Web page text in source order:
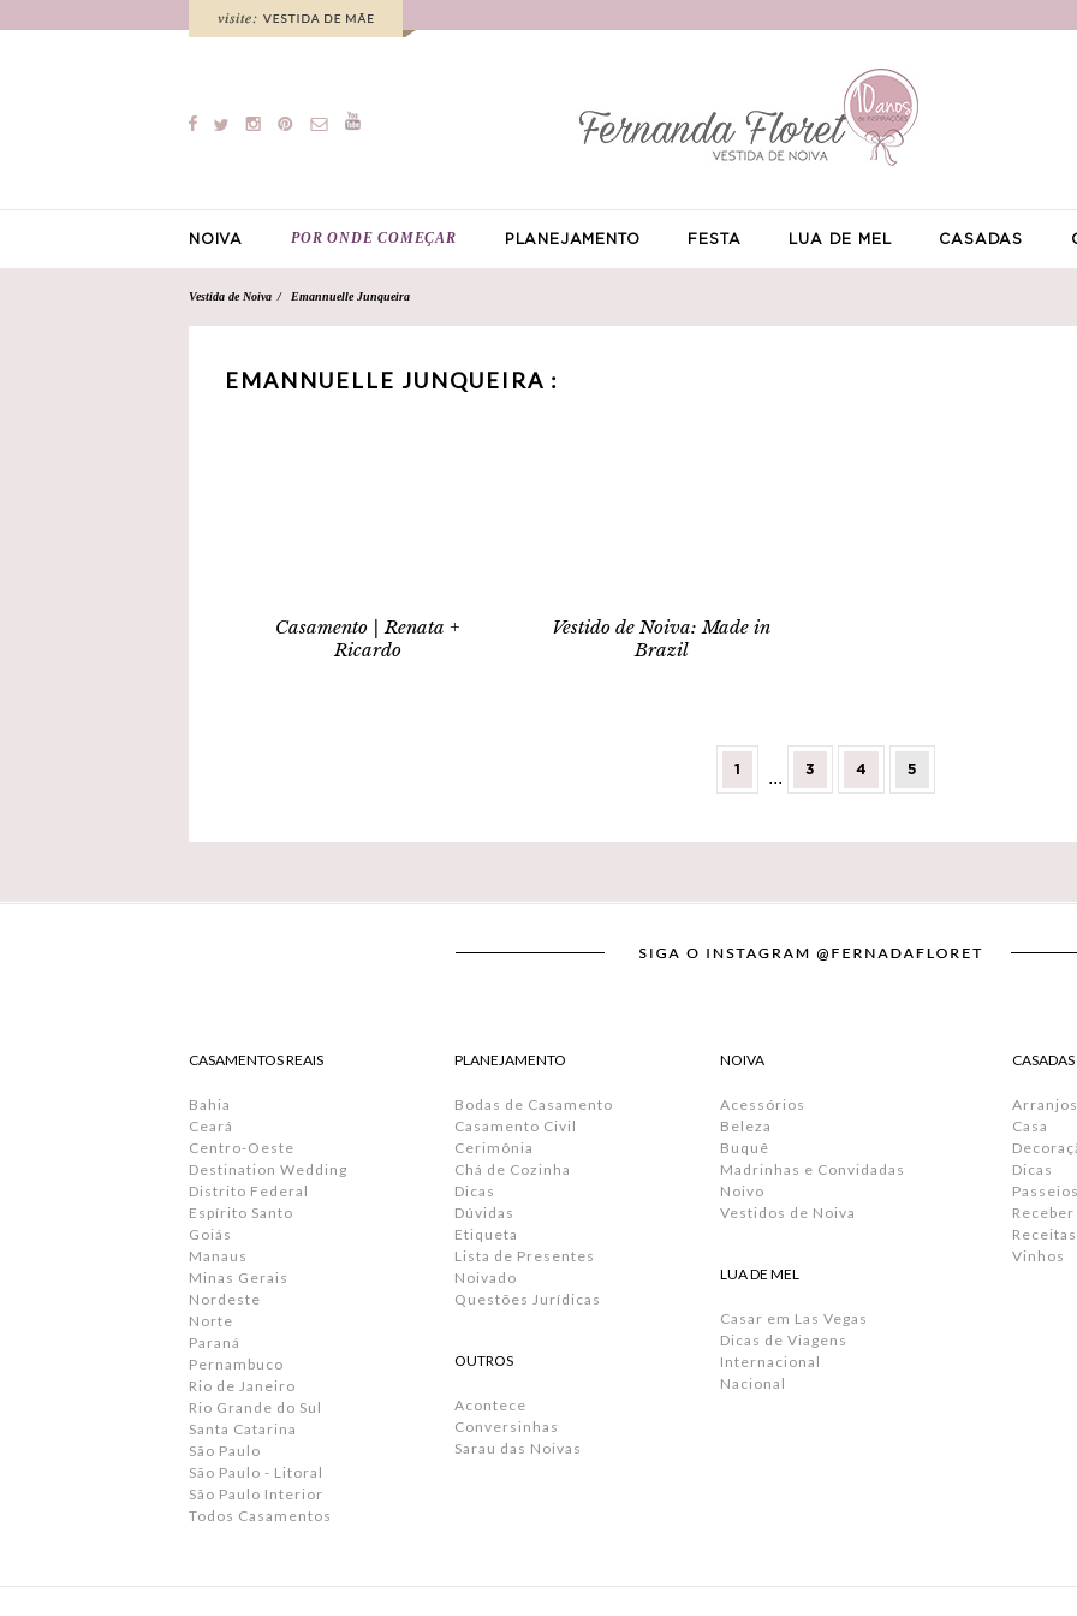
NOIVA POR ONDE COMEÇAR PLANEJAMENTO FESTA LUA DE MEL CASADAS
Vestida de Noiva Emannuelle Junqueira
EMANNUELLE JUNQUEIRA :
Casamento | Renata +
Ricardo
Vestido de Noiva: Made in
Brazil
1 ... 3 4 5
CASAMENTOS REAIS
Bahia
Ceará
Centro-Oeste
Destination Wedding
Distrito Federal
Espírito Santo
Goiás
Manaus
Minas Gerais
Nordeste
Norte
Paraná
Pernambuco
Rio de Janeiro
Rio Grande do Sul
Santa Catarina
São Paulo
São Paulo - Litoral
São Paulo Interior
Todos Casamentos
PLANEJAMENTO
Bodas de Casamento
Casamento Civil
Cerimônia
Chá de Cozinha
Dicas
Dúvidas
Etiqueta
Lista de Presentes
Noivado
Questões Jurídicas
OUTROS
Acontece
Conversinhas
Sarau das Noivas
NOIVA
Acessórios
Beleza
Buquê
Madrinhas e Convidadas
Noivo
Vestidos de Noiva
LUA DE MEL
Casar em Las Vegas
Dicas de Viagens
Internacional
Nacional
CASADAS
Casa
Dicas
Passeios
Receber
Receitas
Vinhos